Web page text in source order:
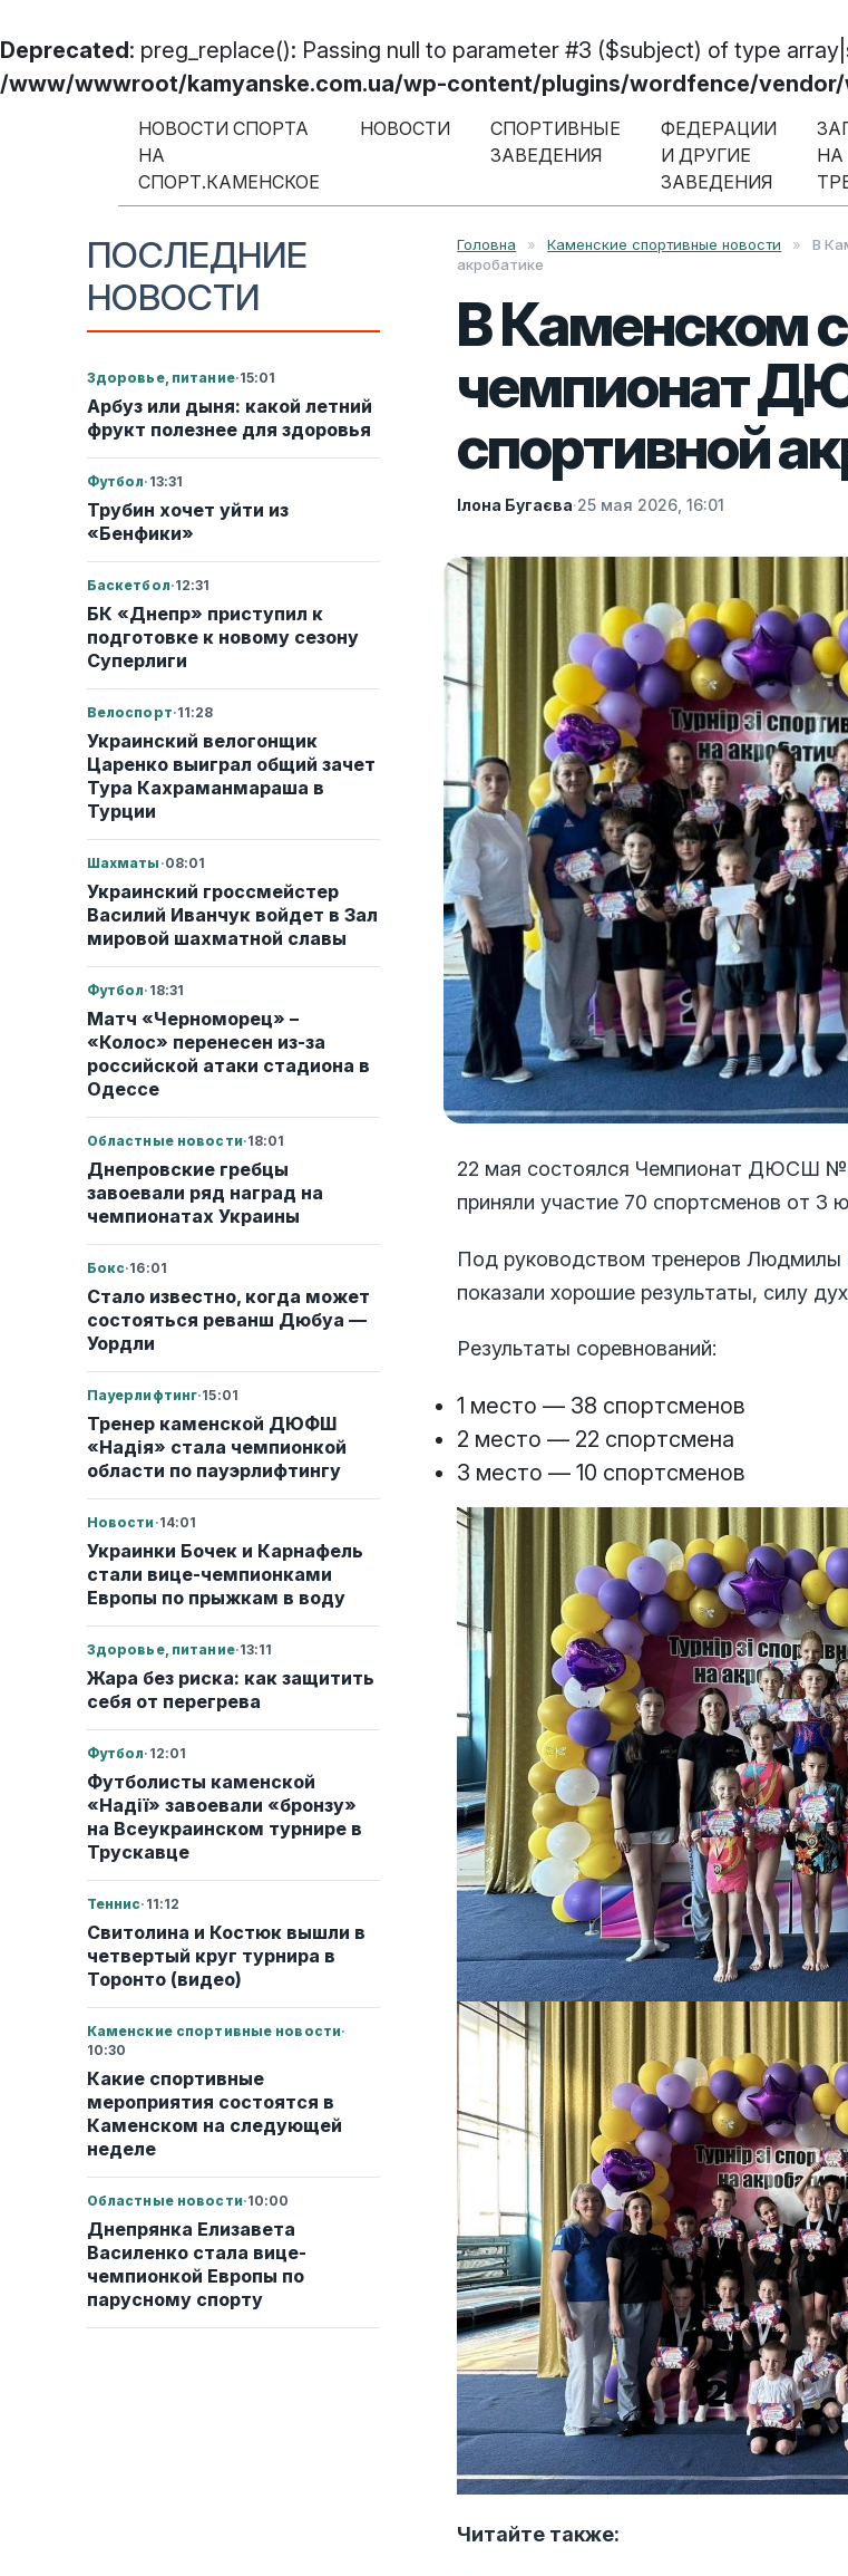
Deprecated: preg_replace(): Passing null to parameter #3 ($subject) of type
/www/wwwroot/kamyanske.com.ua/wp-content/plugins/wordfence/
Перейти к содержимому
Меню навигации
НОВОСТИ СПОРТА
НА
СПОРТ.КАМЕНСКОЕ
НОВОСТИ
СПОРТИВНЫЕ
ЗАВЕДЕНИЯ
ФЕДЕРАЦИИ
И ДРУГИЕ
ЗАВЕДЕНИЯ
НА
ПОСЛЕДНИЕ
НОВОСТИ
Здоровье, питание·15:01
Арбуз или дыня: какой летний
фрукт полезнее для здоровья
Футбол· 13:31
Трубин хочет уйти из
«Бенфики»
Баскетбол·12:31
БК «Днепр» приступил к
подготовке к новому сезону
Суперлиги
Велоспорт·11:28
Украинский велогонщик
Царенко выиграл общий зачет
Тура Кахраманмараша в
Турции
Шахматы ·08:01
Украинский гроссмейстер
Василий Иванчук войдет в Зал
мировой шахматной славы
Футбол· 18:31
Матч «Черноморец» –
«Колос» перенесен из-за
российской атаки стадиона в
Одессе
Областные новости·18:01
Днепровские гребцы
завоевали ряд наград на
чемпионатах Украины
Бокс·16:01
Стало известно, когда может
состояться реванш Дюбуа —
Уордли
Пауерлифтинг·15:01
Тренер каменской ДЮФШ
«Надія» стала чемпионкой
области по пауэрлифтингу
Новости ·14:01
Украинки Бочек и Карнафель
стали вице-чемпионками
Европы по прыжкам в воду
Здоровье, питание·13:11
Жара без риска: как защитить
себя от перегрева
Футбол· 12:01
Футболисты каменской
«Надії» завоевали «бронзу»
на Всеукраинском турнире в
Трускавце
Теннис· 11:12
Свитолина и Костюк вышли в
четвертый круг турнира в
Торонто (видео)
Каменские спортивные новости·
10:30
Какие спортивные
мероприятия состоятся в
Каменском на следующей
неделе
Областные новости·10:00
Днепрянка Елизавета
Василенко стала вице-
чемпионкой Европы по
парусному спорту
Головна » Каменские спортивные новости »
В
акробатике
В Каменском
чемпионат
спортивной
Ілона Бугаєва·25 мая 2026, 16:01
22 мая состоялся Чемпионат ДЮСШ №4
приняли участие 70 спортсменов от 3
Под руководством тренеров
показали хорошие результаты, силу
Результаты соревнований:
1 место — 38 спортсменов
2 место — 22 спортсмена
3 место — 10 спортсменов
Читайте также: